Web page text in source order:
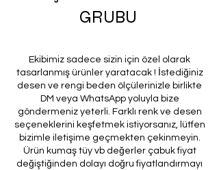
GRUBU
Ekibimiz sadece sizin için özel olarak
tasarlanmış ürünler yaratacak ! İstediğiniz
desen ve rengi beden ölçülerinizle birlikte
DM veya WhatsApp yoluyla bize
göndermeniz yeterli. Farklı renk ve desen
seçeneklerini keşfetmek istiyorsanız, lütfen
bizimle iletişime geçmekten çekinmeyin.
Ürün kumaş tüy vb değerler çabuk fiyat
değiştiğinden dolayı doğru fiyatlandırmayı